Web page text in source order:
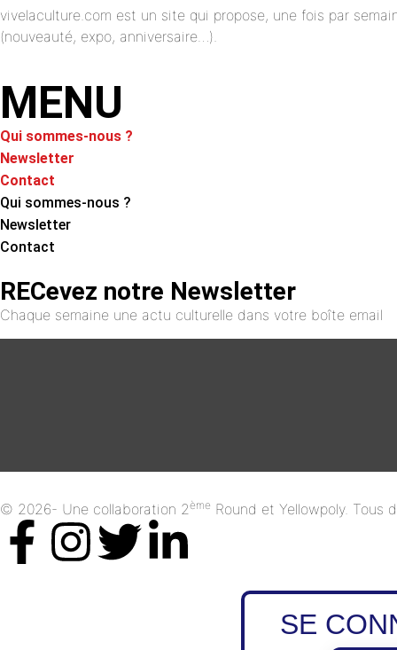
vivelaculture.com est un site qui propose, une fois par
(nouveauté, expo, anniversaire…).
MENU
Qui sommes-nous ?
Newsletter
Contact
Qui sommes-nous ?
Newsletter
Contact
RECevez notre Newsletter
Chaque semaine une actu culturelle dans votre boîte email
© 2026- Une collaboration 2ème Round et Yellowpoly. Tous
SE